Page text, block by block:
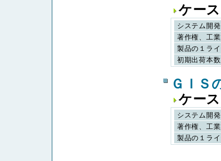
ケー
システム開
著作権、工
製品の１ラ
初期出荷本数
ＧＩＳ
ケー
システム開
著作権、工
製品の１ラ